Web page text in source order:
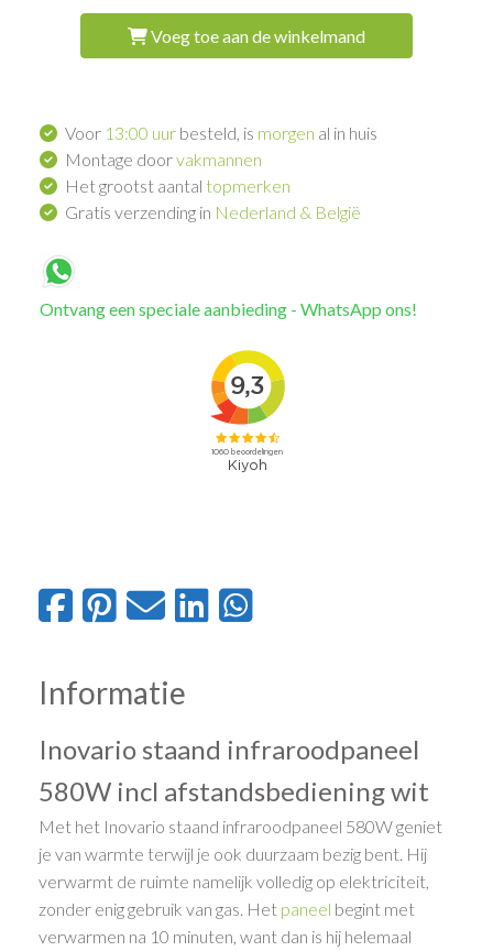
Voeg toe aan de winkelmand
Voor 13:00 uur besteld, is morgen al in huis
Montage doorvakmannen
Het grootst aantal topmerken
Gratis verzending in Nederland & België
Ontvang een speciale aanbieding - WhatsApp ons!
Informatie
Inovario staand infraroodpaneel
580W incl afstandsbediening wit
Met het Inovario staand infraroodpaneel 580W geniet
je van warmte terwijl je ook duurzaam bezig bent. Hij
verwarmt de ruimte namelijk volledig op elektriciteit,
zonder enig gebruik van gas. Het paneel begint met
verwarmen na 10 minuten, want dan is hij helemaal